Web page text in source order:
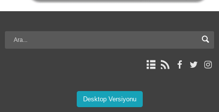
Desktop Versiyonu